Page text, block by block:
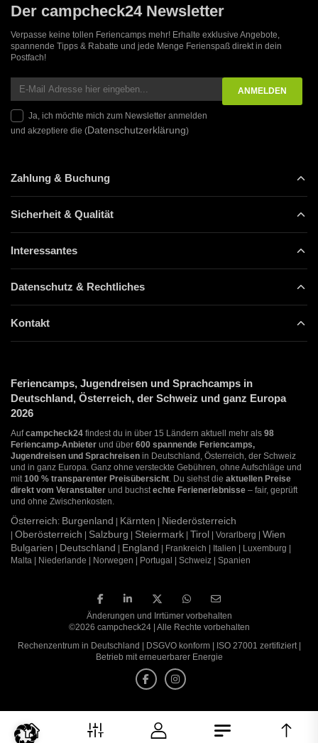
Der campcheck24 Newsletter
Verpasse keine tollen Feriencamps mehr! Erhalte exklusive Angebote,
spannende Tipps & Rabatte und jede Menge Ferienspaß direkt in dein
Postfach!
Ja, ich möchte mich zum Newsletter anmelden
und akzeptiere die (Datenschutzerklärung)
Zahlung & Buchung
Sicherheit & Qualität
Interessantes
Datenschutz & Rechtliches
Kontakt
Feriencamps, Jugendreisen und Sprachcamps in
Deutschland, Österreich, der Schweiz und ganz Europa
2026
Aufcampcheck24 findest du in über 15 Ländern aktuell mehr als 98
Feriencamp-Anbieter und über 600 spannende Feriencamps,
Jugendreisen und Sprachreisen in Deutschland, Österreich, der Schweiz
und in ganz Europa. Ganz ohne versteckte Gebühren, ohne Aufschläge und
mit 100 % transparenter Preisübersicht . Du siehst die aktuellen Preise
direkt vom Veranstalter und buchst echte Ferienerlebnisse – fair, geprüft
und ohne Zwischenkosten.
Österreich: Burgenland | Kärnten | Niederösterreich
| Oberösterreich | Salzburg | Steiermark | Tirol | Vorarlberg | Wien
Bulgarien | Deutschland | England | Frankreich | Italien | Luxemburg |
Malta | Niederlande | Norwegen | Portugal | Schweiz | Spanien
Änderungen und Irrtümer vorbehalten
©2026 campcheck24 | Alle Rechte vorbehalten
Rechenzentrum in Deutschland | DSGVO konform | ISO 27001 zertifiziert |
Betrieb mit erneuerbarer Energie